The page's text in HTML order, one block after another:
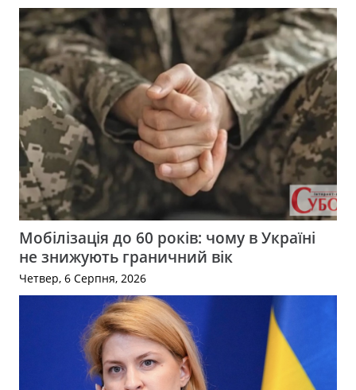
Мобілізація до 60 років: чому в Україні
не знижують граничний вік
Четвер, 6 Серпня, 2026